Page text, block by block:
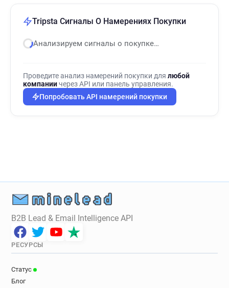
Tripsta Сигналы О Намерениях Покупки
Анализируем сигналы о покупке…
Проведите анализ намерений покупки для любой
компаниичерез API или панель управления.
Попробовать API намерений покупки
B2B Lead & Email Intelligence API
РЕСУРСЫ
Статус
Блог